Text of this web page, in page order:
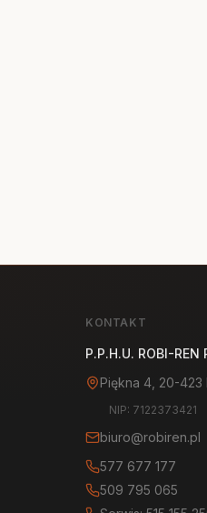
KONTAKT
P.P.H.U. ROBI-
Piękna 4, 20-423
NIP: 7122373421
biuro@robiren.pl
577 677 177
509 795 065